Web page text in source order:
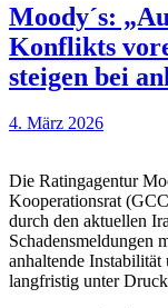
Moody´s:
Konflikts
steigen bei
4. März 2026
Die Ratingagentur
Kooperationsrat
durch den aktuellen
Schadensmeldungen
anhaltende
langfristig unter Druck